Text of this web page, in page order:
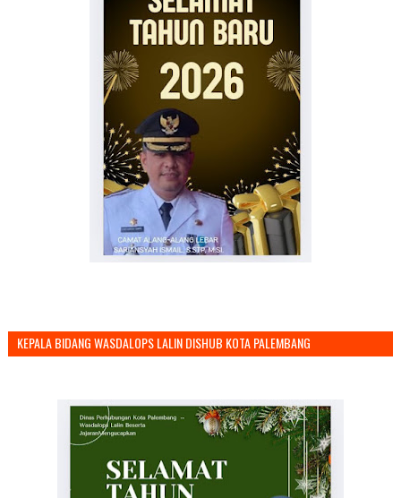
KEPALA BIDANG WASDALOPS LALIN DISHUB KOTA PALEMBANG